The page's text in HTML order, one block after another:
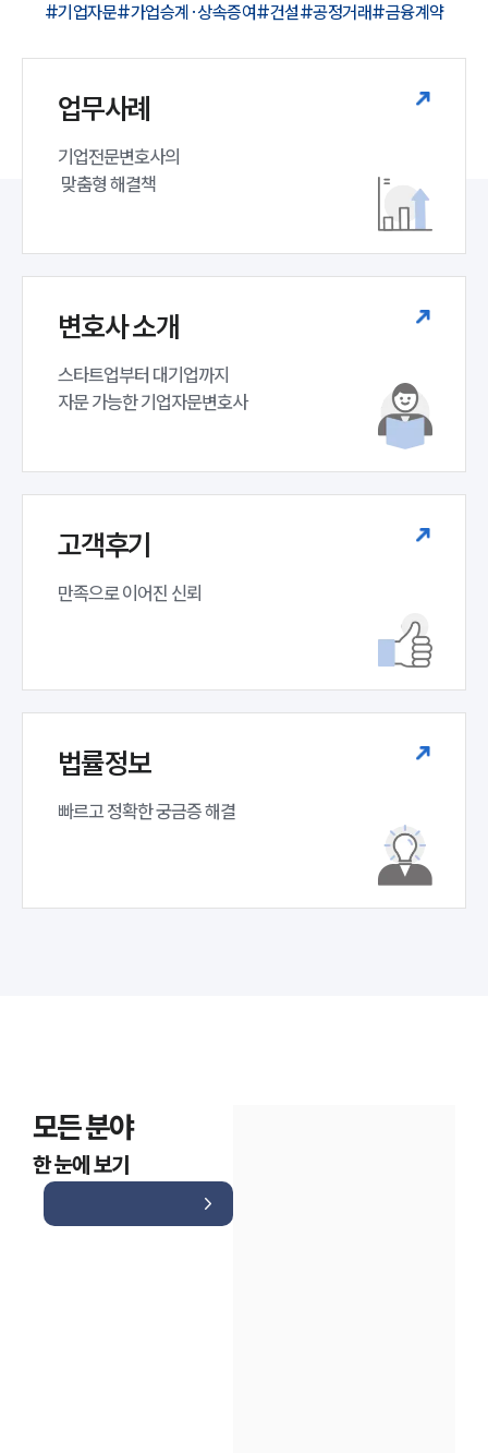
#기업자문#가업승계·상속증여#건설#공정거래#금융계약
업무사례
기업전문변호사의
맞춤형 해결책
변호사 소개
스타트업부터 대기업까지
자문 가능한 기업자문변호사
고객후기
만족으로 이어진 신뢰
법률정보
빠르고 정확한 궁금증 해결
모든 분야
한 눈에 보기